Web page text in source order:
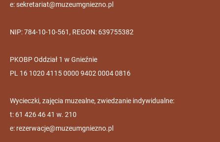
e:sekretariat@muzeumgniezno.pl
NIP: 784-10-10-561, REGON: 639755382
PKOBP Oddział 1 w Gnieźnie
PL 16 1020 4115 0000 9402 0004 0816
Wycieczki, zajęcia muzealne, zwiedzanie indywidualne:
t: 61 426 46 41 w. 210
e: rezerwacje@muzeumgniezno.pl